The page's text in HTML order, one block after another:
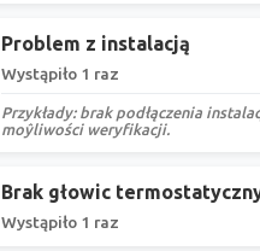
Problem z instalacją
Wystąpiło 1 raz
Przykłady: brak podłączenia
moŷliwości weryfikacji.
Brak głowic
Wystąpiło 1 raz